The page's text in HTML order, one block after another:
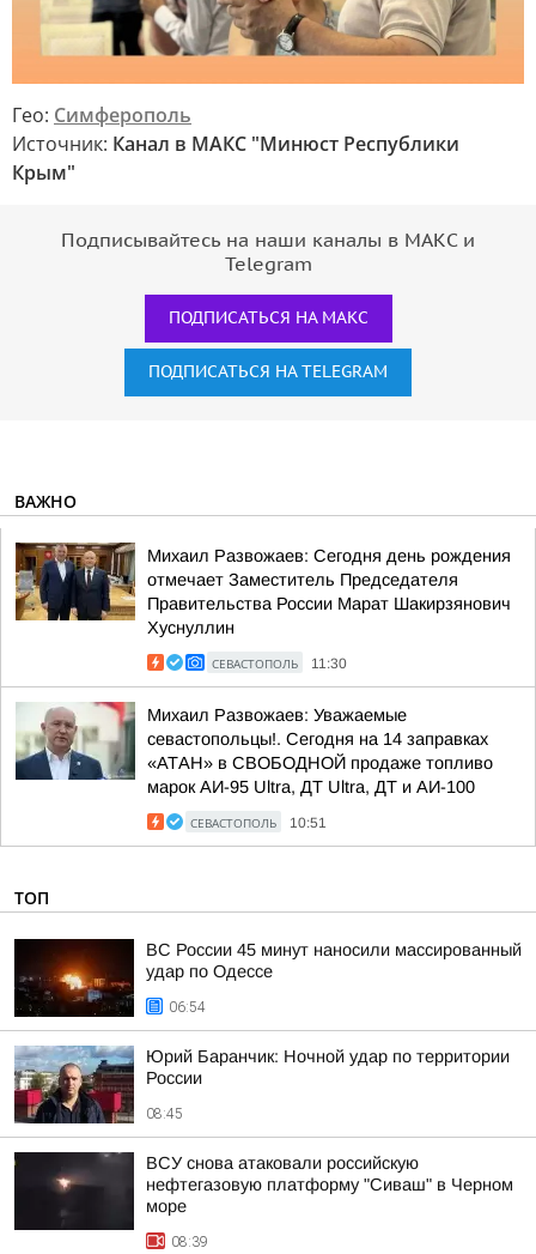
Гео: Симферополь
Источник: Канал в МАКС "Минюст Республики
Крым"
Подписывайтесь на наши каналы в МАКС и
Telegram
ПОДПИСАТЬСЯ НА МАКС
ПОДПИСАТЬСЯ НА TELEGRAM
ВАЖНО
Михаил Развожаев: Сегодня день рождения
отмечает Заместитель Председателя
Правительства России Марат Шакирзянович
Хуснуллин
СЕВАСТОПОЛЬ 11:30
Михаил Развожаев: Уважаемые
севастопольцы!. Сегодня на 14 заправках
«АТАН» в СВОБОДНОЙ продаже топливо
марок АИ-95 Ultra, ДТ Ultra, ДТ и АИ-100
СЕВАСТОПОЛЬ 10:51
ТОП
ВС России 45 минут наносили массированный
удар по Одессе
06:54
Юрий Баранчик: Ночной удар по территории
России
08:45
ВСУ снова атаковали российскую
нефтегазовую платформу "Сиваш" в Черном
море
08:39